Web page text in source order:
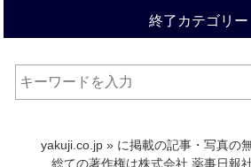
終了カテゴリー
yakuji.co.jp » に掲載の記事・写真の
総ての著作権は株式会社 薬事日報